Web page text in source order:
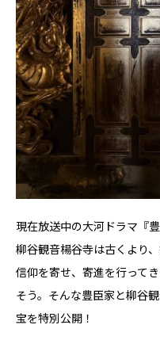
現在放送中の大河ドラマ『
柳谷観音楊谷寺は古くより
信仰を寄せ、寄進を行って
そう。そんな豊臣家と柳谷
宝を特別公開！